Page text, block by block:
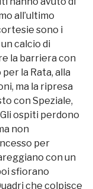
all’ultimo
sono i
calcio di
la barriera con
la Rata, alla
ma la ripresa
con Speziale,
ospiti perdono
non
per
con un
sfiorano
che colpisce